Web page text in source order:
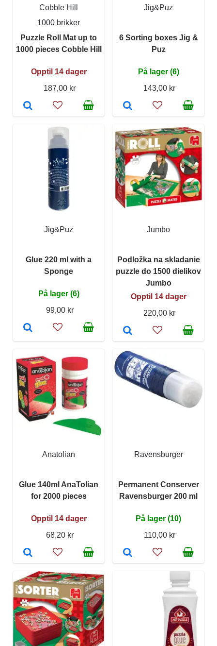
Cobble Hill
1000 brikker
Puzzle Roll Mat up to
1000 pieces Cobble Hill
Opptil 14 dager
187,00 kr
Jig&Puz
6 Sorting boxes Jig &
Puz
På lager (6)
143,00 kr
Jig&Puz
Glue 220 ml with a
Sponge
På lager (6)
99,00 kr
Jumbo
Podložka na skladanie
puzzle do 1500 dielikov
Jumbo
Opptil 14 dager
220,00 kr
Anatolian
Glue 140ml AnaTolian
for 2000 pieces
Opptil 14 dager
68,20 kr
Ravensburger
Permanent Conserver
Ravensburger 200 ml
På lager (10)
110,00 kr